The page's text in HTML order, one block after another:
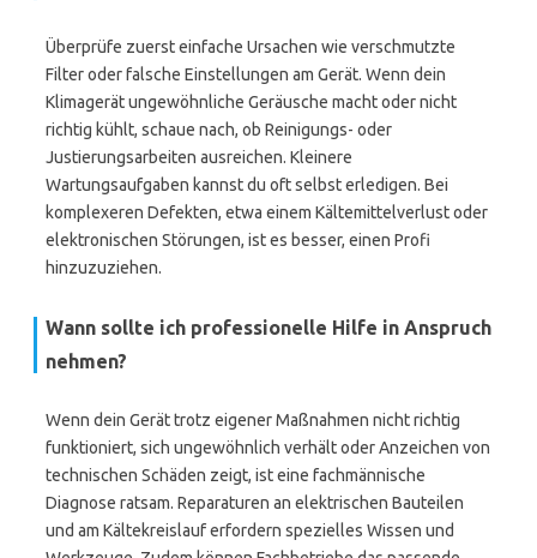
Überprüfe zuerst einfache Ursachen wie verschmutzte
Filter oder falsche Einstellungen am Gerät. Wenn dein
Klimagerät ungewöhnliche Geräusche macht oder nicht
richtig kühlt, schaue nach, ob Reinigungs- oder
Justierungsarbeiten ausreichen. Kleinere
Wartungsaufgaben kannst du oft selbst erledigen. Bei
komplexeren Defekten, etwa einem Kältemittelverlust oder
elektronischen Störungen, ist es besser, einen Profi
hinzuzuziehen.
Wann sollte ich professionelle Hilfe in Anspruch
nehmen?
Wenn dein Gerät trotz eigener Maßnahmen nicht richtig
funktioniert, sich ungewöhnlich verhält oder Anzeichen von
technischen Schäden zeigt, ist eine fachmännische
Diagnose ratsam. Reparaturen an elektrischen Bauteilen
und am Kältekreislauf erfordern spezielles Wissen und